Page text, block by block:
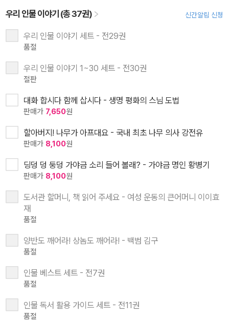
우리 인물 이야기 (총 37권) 신간알림 신청
우리 인물 이야기 세트 - 전29권
품절
우리 인물 이야기 1~30 세트 - 전30권
절판
대화 합시다 함께 삽시다 - 생명 평화의 스님 도법
판매가 7,650원
할아버지! 나무가 아프대요 - 국내 최초 나무 의사 강전유
판매가 8,100원
딩덩 덩 둥덩 가야금 소리 들어 볼래? - 가야금 명인 황병기
판매가 8,100원
도서관 할머니, 책 읽어 주세요 - 여성 운동의 큰어머니 이이효
재
품절
양반도 깨어라! 상놈도 깨어라! - 백범 김구
품절
인물 베스트 세트 - 전7권
품절
인물 독서 활용 가이드 세트 - 전11권
품절